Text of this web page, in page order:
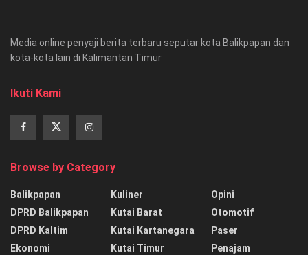
Media online penyaji berita terbaru seputar kota Balikpapan dan
kota-kota lain di Kalimantan Timur
Ikuti Kami
Browse by Category
Balikpapan
DPRD Balikpapan
DPRD Kaltim
Ekonomi
Kuliner
Kutai Barat
Kutai Kartanegara
Kutai Timur
Opini
Otomotif
Paser
Penajam